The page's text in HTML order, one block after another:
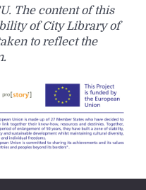
The content of this
of City Library of
to reflect the